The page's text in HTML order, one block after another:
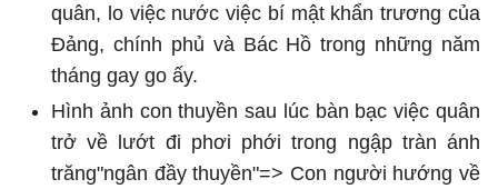
quân, lo việc nước việc bí mật khẩn trương của
Đảng, chính phủ và Bác Hồ trong những năm
tháng gay go ấy.
Hình ảnh con thuyền sau lúc bàn bạc việc quân
trở về lướt đi phơi phới trong ngập tràn ánh
trăng"ngân đầy thuyền"=> Con người hướng về